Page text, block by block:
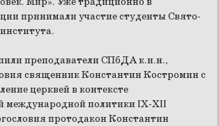
принимали участие студенты Свято-
преподаватели СПбДА к.и.н.,
священник Константин Костромин с
церквей в контексте
международной политики IХ-ХII
протодакон Константин